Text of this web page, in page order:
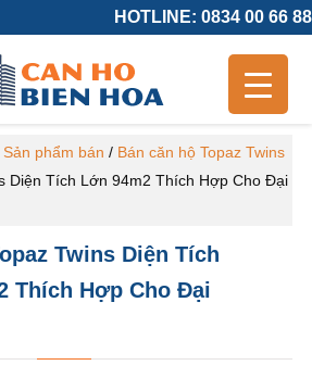
HOTLINE: 0834 00 66 88
Sản phẩm bán / Bán căn hộ Topaz Twins
Diện Tích Lớn 94m2 Thích Hợp Cho Đại
Twins Diện Tích
Thích Hợp Cho Đại